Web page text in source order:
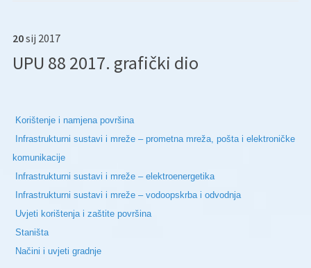
20sij 2017
UPU 88 2017. grafički dio
Korištenje i namjena površina
Infrastrukturni sustavi i mreže – prometna mreža, pošta i elektroničke
komunikacije
Infrastrukturni sustavi i mreže – elektroenergetika
Infrastrukturni sustavi i mreže – vodoopskrba i odvodnja
Uvjeti korištenja i zaštite površina
Staništa
Načini i uvjeti gradnje